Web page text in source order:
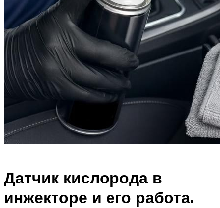
Датчик кислорода в
инжекторе и его работа.